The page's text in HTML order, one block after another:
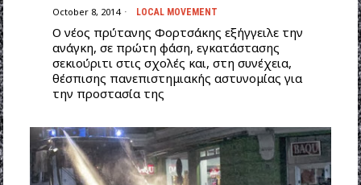
October 8, 2014 LOCAL MOVEMENT
Ο νέος πρύτανης Φορτσάκης εξήγγειλε την
ανάγκη, σε πρώτη φάση, εγκατάστασης
σεκιούριτι στις σχολές και, στη συνέχεια,
θέσπισης πανεπιστημιακής αστυνομίας για
την προστασία της